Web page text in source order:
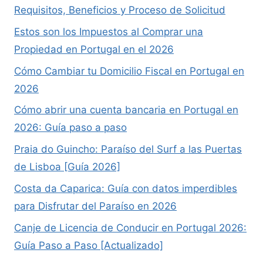
Requisitos, Beneficios y Proceso de Solicitud
Estos son los Impuestos al Comprar una
Propiedad en Portugal en el 2026
Cómo Cambiar tu Domicilio Fiscal en Portugal en
2026
Cómo abrir una cuenta bancaria en Portugal en
2026: Guía paso a paso
Praia do Guincho: Paraíso del Surf a las Puertas
de Lisboa [Guía 2026]
Costa da Caparica: Guía con datos imperdibles
para Disfrutar del Paraíso en 2026
Canje de Licencia de Conducir en Portugal 2026:
Guía Paso a Paso [Actualizado]